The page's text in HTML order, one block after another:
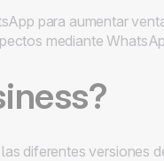
para aumentar
mediante
diferentes versiones